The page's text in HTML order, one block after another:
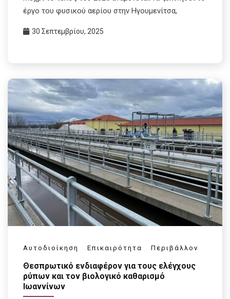
έργο του φυσικού αερίου στην Ηγουμενίτσα,
30 Σεπτεμβρίου, 2025
Αυτοδιοίκηση Επικαιρότητα Περιβάλλον
Θεσπρωτικό ενδιαφέρον για τους ελέγχους
ρύπων και τον βιολογικό καθαρισμό
Ιωαννίνων